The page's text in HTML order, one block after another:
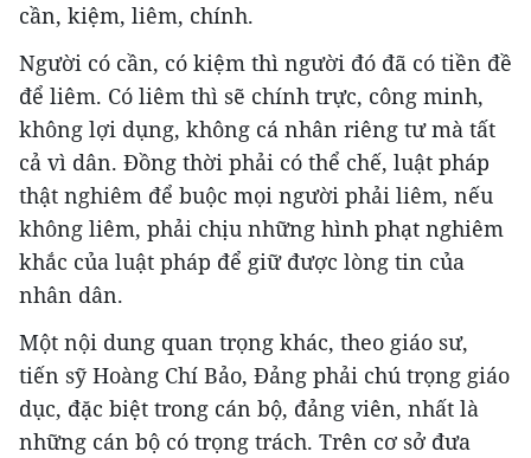
cần, kiệm, liêm, chính.
Người có cần, có kiệm thì người đó đã có tiền đề
để liêm. Có liêm thì sẽ chính trực, công minh,
không lợi dụng, không cá nhân riêng tư mà tất
cả vì dân. Đồng thời phải có thể chế, luật pháp
thật nghiêm để buộc mọi người phải liêm, nếu
không liêm, phải chịu những hình phạt nghiêm
khắc của luật pháp để giữ được lòng tin của
nhân dân.
Một nội dung quan trọng khác, theo giáo sư,
tiến sỹ Hoàng Chí Bảo, Đảng phải chú trọng giáo
dục, đặc biệt trong cán bộ, đảng viên, nhất là
những cán bộ có trọng trách. Trên cơ sở đưa